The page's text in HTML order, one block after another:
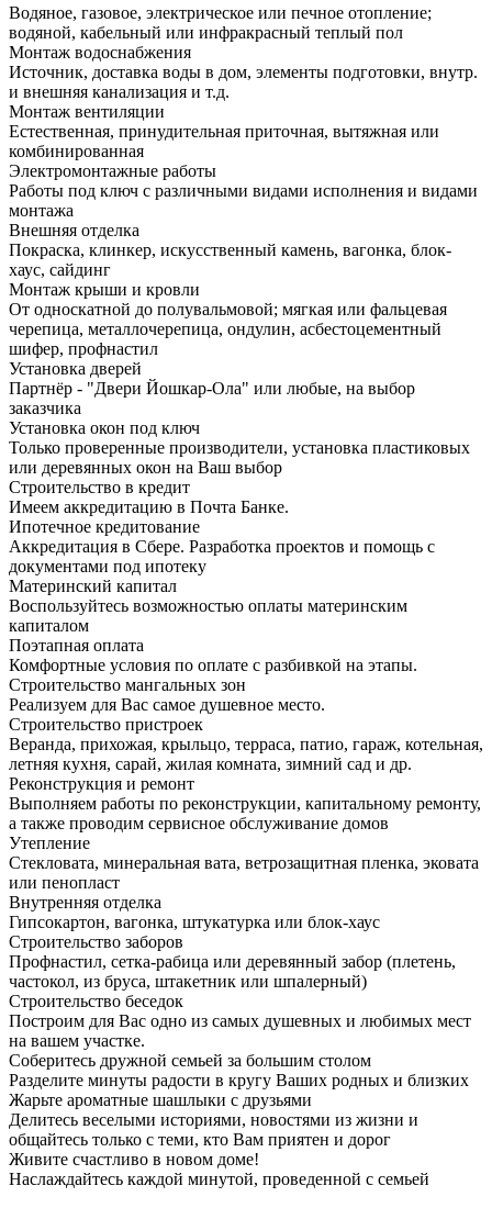
Водяное, газовое, электрическое или печное отопление;
водяной, кабельный или инфракрасный теплый пол
Монтаж водоснабжения
Источник, доставка воды в дом, элементы подготовки, внутр.
и внешняя канализация и т.д.
Монтаж вентиляции
Естественная, принудительная приточная, вытяжная или
комбинированная
Электромонтажные работы
Работы под ключ с различными видами исполнения и видами
монтажа
Внешняя отделка
Покраска, клинкер, искусственный камень, вагонка, блок-
хаус, сайдинг
Монтаж крыши и кровли
От односкатной до полувальмовой; мягкая или фальцевая
черепица, металлочерепица, ондулин, асбестоцементный
шифер, профнастил
Установка дверей
Партнёр - "Двери Йошкар-Ола" или любые, на выбор
заказчика
Установка окон под ключ
Только проверенные производители, установка пластиковых
или деревянных окон на Ваш выбор
Строительство в кредит
Имеем аккредитацию в Почта Банке.
Ипотечное кредитование
Аккредитация в Сбере. Разработка проектов и помощь с
документами под ипотеку
Материнский капитал
Воспользуйтесь возможностью оплаты материнским
капиталом
Поэтапная оплата
Комфортные условия по оплате с разбивкой на этапы.
Строительство мангальных зон
Реализуем для Вас самое душевное место.
Строительство пристроек
Веранда, прихожая, крыльцо, терраса, патио, гараж, котельная,
летняя кухня, сарай, жилая комната, зимний сад и др.
Реконструкция и ремонт
Выполняем работы по реконструкции, капитальному ремонту,
а также проводим сервисное обслуживание домов
Утепление
Стекловата, минеральная вата, ветрозащитная пленка, эковата
или пенопласт
Внутренняя отделка
Гипсокартон, вагонка, штукатурка или блок-хаус
Строительство заборов
Профнастил, сетка-рабица или деревянный забор (плетень,
частокол, из бруса, штакетник или шпалерный)
Строительство беседок
Построим для Вас одно из самых душевных и любимых мест
на вашем участке.
Соберитесь дружной семьей за большим столом
Разделите минуты радости в кругу Ваших родных и близких
Жарьте ароматные шашлыки с друзьями
Делитесь веселыми историями, новостями из жизни и
общайтесь только с теми, кто Вам приятен и дорог
Живите счастливо в новом доме!
Наслаждайтесь каждой минутой, проведенной с семьей